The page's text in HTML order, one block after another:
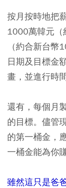
按月按時地把
1000萬韓元（
（約合新台
日期及目標金
畫，並進行時
還有，每個月
的目標。儘管
的第一桶金，
一桶金能為你
雖然這只是爸